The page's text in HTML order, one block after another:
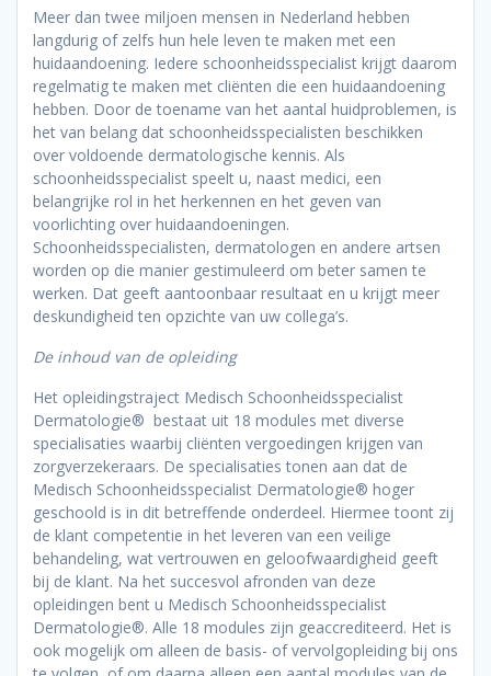
Meer dan twee miljoen mensen in Nederland hebben
langdurig of zelfs hun hele leven te maken met een
huidaandoening. Iedere schoonheidsspecialist krijgt daarom
regelmatig te maken met cliënten die een huidaandoening
hebben. Door de toename van het aantal huidproblemen, is
het van belang dat schoonheidsspecialisten beschikken
over voldoende dermatologische kennis. Als
schoonheidsspecialist speelt u, naast medici, een
belangrijke rol in het herkennen en het geven van
voorlichting over huidaandoeningen.
Schoonheidsspecialisten, dermatologen en andere artsen
worden op die manier gestimuleerd om beter samen te
werken. Dat geeft aantoonbaar resultaat en u krijgt meer
deskundigheid ten opzichte van uw collega’s.
De inhoud van de opleiding
Het opleidingstraject Medisch Schoonheidsspecialist
Dermatologie® bestaat uit 18 modules met diverse
specialisaties waarbij cliënten vergoedingen krijgen van
zorgverzekeraars. De specialisaties tonen aan dat de
Medisch Schoonheidsspecialist Dermatologie® hoger
geschoold is in dit betreffende onderdeel. Hiermee toont zij
de klant competentie in het leveren van een veilige
behandeling, wat vertrouwen en geloofwaardigheid geeft
bij de klant. Na het succesvol afronden van deze
opleidingen bent u Medisch Schoonheidsspecialist
Dermatologie®. Alle 18 modules zijn geaccrediteerd. Het is
ook mogelijk om alleen de basis- of vervolgopleiding bij ons